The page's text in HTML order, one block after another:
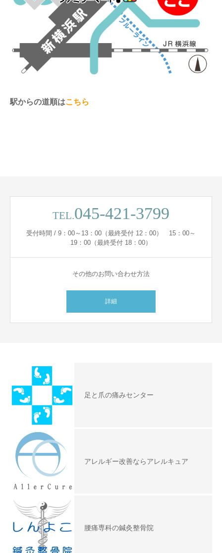
駅からの道順はこちら
TEL.045-421-3799
受付時間 / 9：00～13：00（最終受付 12：00） 15：00～
19：00（最終受付 18：00）
その他のお問い合わせ方法
詳細
足と爪の痛みセンター
アレルギー改善ならアレルキュア
腰痛専科の鍼灸整骨院